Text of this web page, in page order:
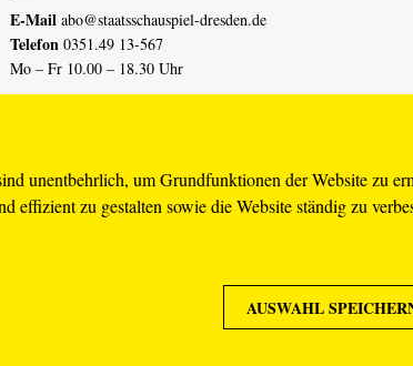
unentbehrlich, um Grundfunktionen der Website zu
zu gestalten sowie die Website ständig zu
AUSWAHL
E-Mail abo@staatsschauspiel-dresden.de
Telefon 0351.49 13-567
Mo – Fr 10.00 – 18.30 Uhr
Erklärung Barrierefreiheit